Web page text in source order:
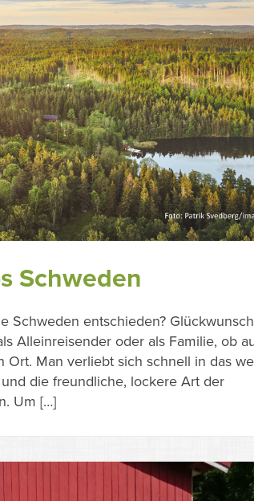
Schweden
Schweden entschieden?
Alleinreisender oder als Familie, ob
Ort. Man verliebt sich schnell in das
die freundliche, lockere Art der
Um […]